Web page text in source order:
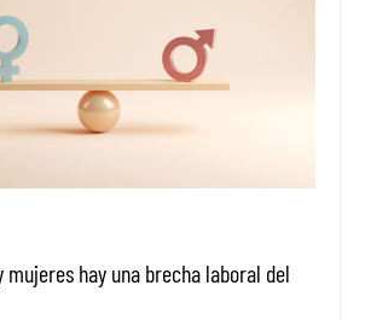
mujeres hay una brecha laboral del